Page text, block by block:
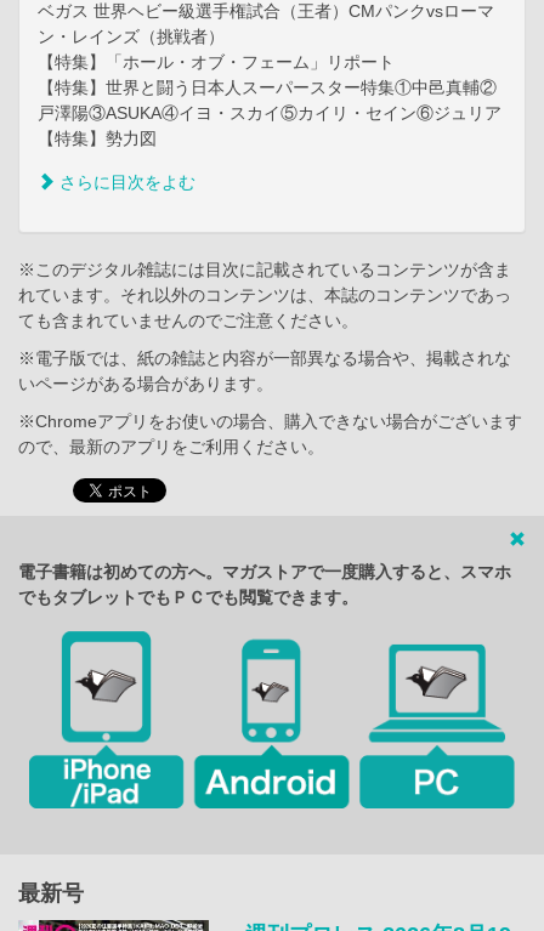
ベガス 世界ヘビー級選手権試合（王者）CMパンクvsローマ
ン・レインズ（挑戦者）
【特集】「ホール・オブ・フェーム」リポート
【特集】世界と闘う日本人スーパースター特集①中邑真輔②
戸澤陽③ASUKA④イヨ・スカイ⑤カイリ・セイン⑥ジュリア
【特集】勢力図
さらに目次をよむ
※このデジタル雑誌には目次に記載されているコンテンツが含ま
れています。それ以外のコンテンツは、本誌のコンテンツであっ
ても含まれていませんのでご注意ください。
※電子版では、紙の雑誌と内容が一部異なる場合や、掲載されな
いページがある場合があります。
※Chromeアプリをお使いの場合、購入できない場合がございます
ので、最新のアプリをご利用ください。
電子書籍は初めての方へ。マガストアで一度購入すると、スマホ
でもタブレットでもＰＣでも閲覧できます。
最新号